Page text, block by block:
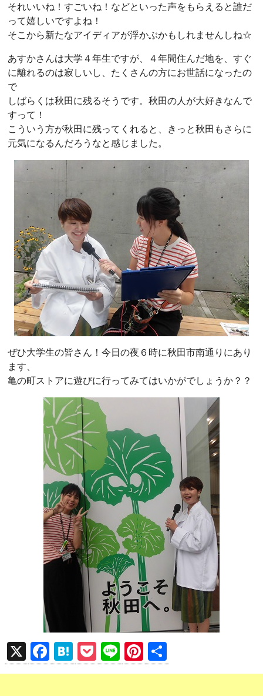
それいいね！すごいね！などといった声をもらえると誰だ
って嬉しいですよね！
そこから新たなアイディアが浮かぶかもしれませんしね☆
あすかさんは大学４年生ですが、４年間住んだ地を、すぐ
に離れるのは寂しいし、たくさんの方にお世話になったの
で
しばらくは秋田に残るそうです。秋田の人が大好きなんで
すって！
こういう方が秋田に残ってくれると、きっと秋田もさらに
元気になるんだろうなと感じました。
ぜひ大学生の皆さん！今日の夜６時に秋田市南通りにあり
ます、
亀の町ストアに遊びに行ってみてはいかがでしょうか？？
X
F
a
H
at
P
o
Li
n
Pi
nt 有